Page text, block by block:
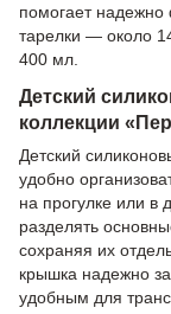
помогает надежно
тарелки — около
400 мл.
Детский
коллекции
Детский
удобно
на прогулке или в
разделять
сохраняя их
крышка надежно
удобным для